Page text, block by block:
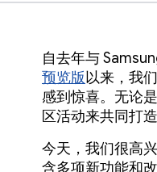
自去年与
预览版以来，我
感到惊喜。无论
区活动来共同打
今天，我们很高
含多项新功能和